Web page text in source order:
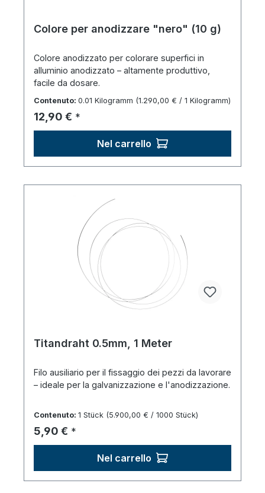
Colore per anodizzare "nero" (10 g)
Colore anodizzato per colorare superfici in
alluminio anodizzato – altamente produttivo,
facile da dosare.
Contenuto: 0.01 Kilogramm (1.290,00 € / 1 Kilogramm)
Prezzo normale:
12,90 € *
Nel carrello
Titandraht 0.5mm, 1 Meter
Filo ausiliario per il fissaggio dei pezzi da lavorare
– ideale per la galvanizzazione e l'anodizzazione.
Contenuto: 1 Stück (5.900,00 € / 1000 Stück)
Prezzo normale:
5,90 € *
Nel carrello